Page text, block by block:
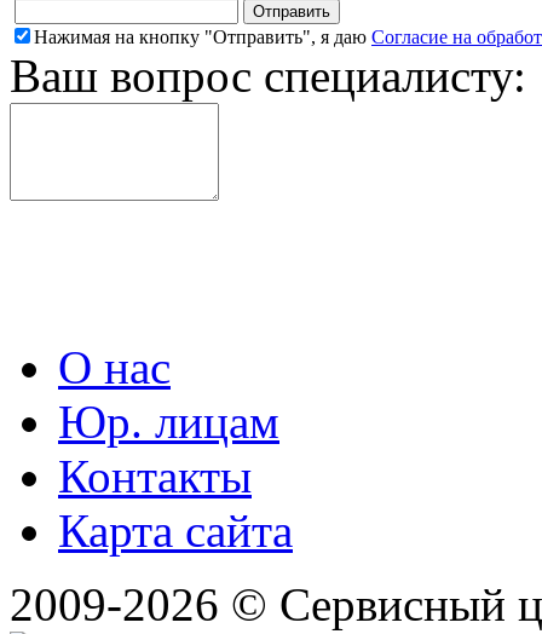
Нажимая на кнопку "Отправить", я даю Согласие на
Ваш вопрос специалисту:
О нас
Юр. лицам
Контакты
Карта сайта
2009-2026 © Сервисный